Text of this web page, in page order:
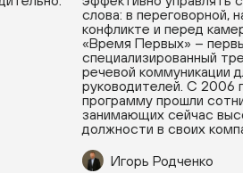
слова: в переговорной,
конфликте и перед
«Время Первых» –
специализированный
речевой коммуникации
руководителей. С 2006
программу прошли
занимающих сейчас
должности в своих
Игорь Родченко